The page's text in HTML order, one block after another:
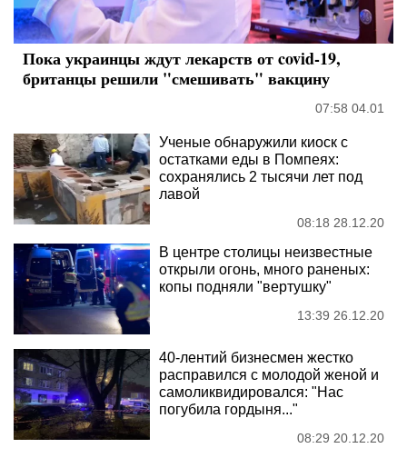
Пока украинцы ждут лекарств от covid-19,
британцы решили "смешивать" вакцину
07:58 04.01
Ученые обнаружили киоск с
остатками еды в Помпеях:
сохранялись 2 тысячи лет под
лавой
08:18 28.12.20
В центре столицы неизвестные
открыли огонь, много раненых:
копы подняли "вертушку"
13:39 26.12.20
40-лентий бизнесмен жестко
расправился с молодой женой и
самоликвидировался: "Нас
погубила гордыня..."
08:29 20.12.20